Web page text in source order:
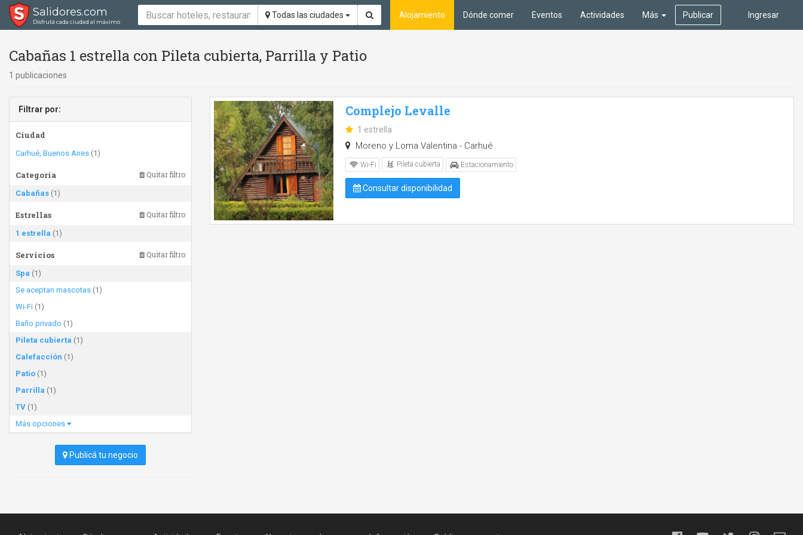
Salidores.com
Disfrutá cada ciudad al máximo
Todas las ciudades Ingresar
Alojamiento Dónde comer Eventos Actividades Más Publicar
Cabañas 1 estrella con Pileta cubierta, Parrilla y Patio
1 publicaciones
Filtrar por:
Ciudad
Carhué, Buenos Aires (1)
Categoría Quitar filtro
Cabañas (1)
Estrellas Quitar filtro
1 estrella (1)
Servicios Quitar filtro
Spa (1)
Se aceptan mascotas (1)
Wi-Fi (1)
Baño privado (1)
Pileta cubierta (1)
Calefacción (1)
Patio (1)
Parrilla (1)
TV (1)
Más opciones
Publicá tu negocio
Complejo Levalle
1 estrella
Moreno y Loma Valentina - Carhué
Wi-Fi Pileta cubierta Estacionamiento
Consultar disponibilidad